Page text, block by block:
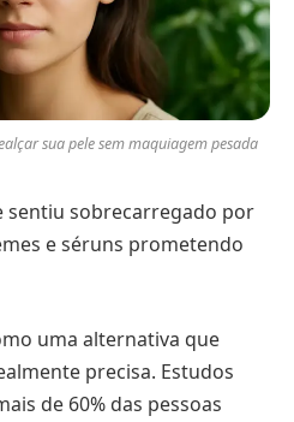
sua pele sem maquiagem pesada
sentiu sobrecarregado por
e séruns prometendo
uma alternativa que
precisa. Estudos
de 60% das pessoas